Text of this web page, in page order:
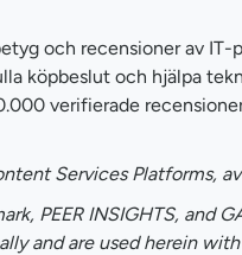
och recensioner av
köpbeslut och hjälpa
verifierade
Services Platforms,
PEER INSIGHTS, and
and are used herein